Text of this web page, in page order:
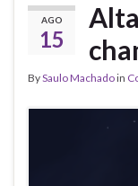
AGO
15
BySaulo Machadoin